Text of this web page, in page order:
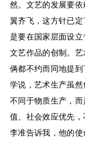
然。文艺的发展要
翼齐飞，这方针已
是要在国家层面设
文艺作品的创制。
俩都不约而同地提
学说，艺术生产虽然
不同于物质生产，
值、社会效应优先，
李准告诉我，他的